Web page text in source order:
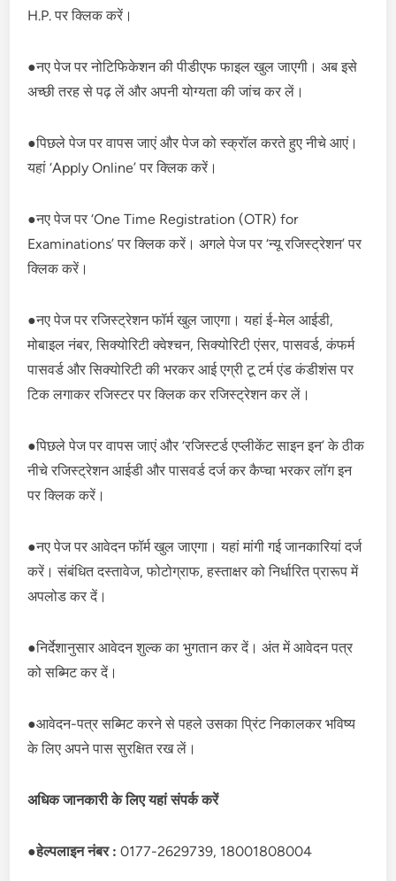
H.P. पर क्लिक करें।
●नए पेज पर नोटिफिकेशन की पीडीएफ फाइल खुल जाएगी। अब इसे
अच्छी तरह से पढ़ लें और अपनी योग्यता की जांच कर लें।
●पिछले पेज पर वापस जाएं और पेज को स्क्रॉल करते हुए नीचे आएं।
यहां ‘Apply Online’ पर क्लिक करें।
●नए पेज पर ‘One Time Registration (OTR) for
Examinations’ पर क्लिक करें। अगले पेज पर ‘न्यू रजिस्ट्रेशन’ पर
क्लिक करें।
●नए पेज पर रजिस्ट्रेशन फॉर्म खुल जाएगा। यहां ई-मेल आईडी,
मोबाइल नंबर, सिक्योरिटी क्वेश्चन, सिक्योरिटी एंसर, पासवर्ड, कंफर्म
पासवर्ड और सिक्योरिटी की भरकर आई एग्री टू टर्म एंड कंडीशंस पर
टिक लगाकर रजिस्टर पर क्लिक कर रजिस्ट्रेशन कर लें।
●पिछले पेज पर वापस जाएं और ‘रजिस्टर्ड एप्लीकेंट साइन इन’ के ठीक
नीचे रजिस्ट्रेशन आईडी और पासवर्ड दर्ज कर कैप्चा भरकर लॉग इन
पर क्लिक करें।
●नए पेज पर आवेदन फॉर्म खुल जाएगा। यहां मांगी गई जानकारियां दर्ज
करें। संबंधित दस्तावेज, फोटोग्राफ, हस्ताक्षर को निर्धारित प्रारूप में
अपलोड कर दें।
●निर्देशानुसार आवेदन शुल्क का भुगतान कर दें। अंत में आवेदन पत्र
को सब्मिट कर दें।
●आवेदन-पत्र सब्मिट करने से पहले उसका प्रिंट निकालकर भविष्य
के लिए अपने पास सुरक्षित रख लें।
अधिक जानकारी के लिए यहां संपर्क करें
●हेल्पलाइन नंबर :0177-2629739, 18001808004